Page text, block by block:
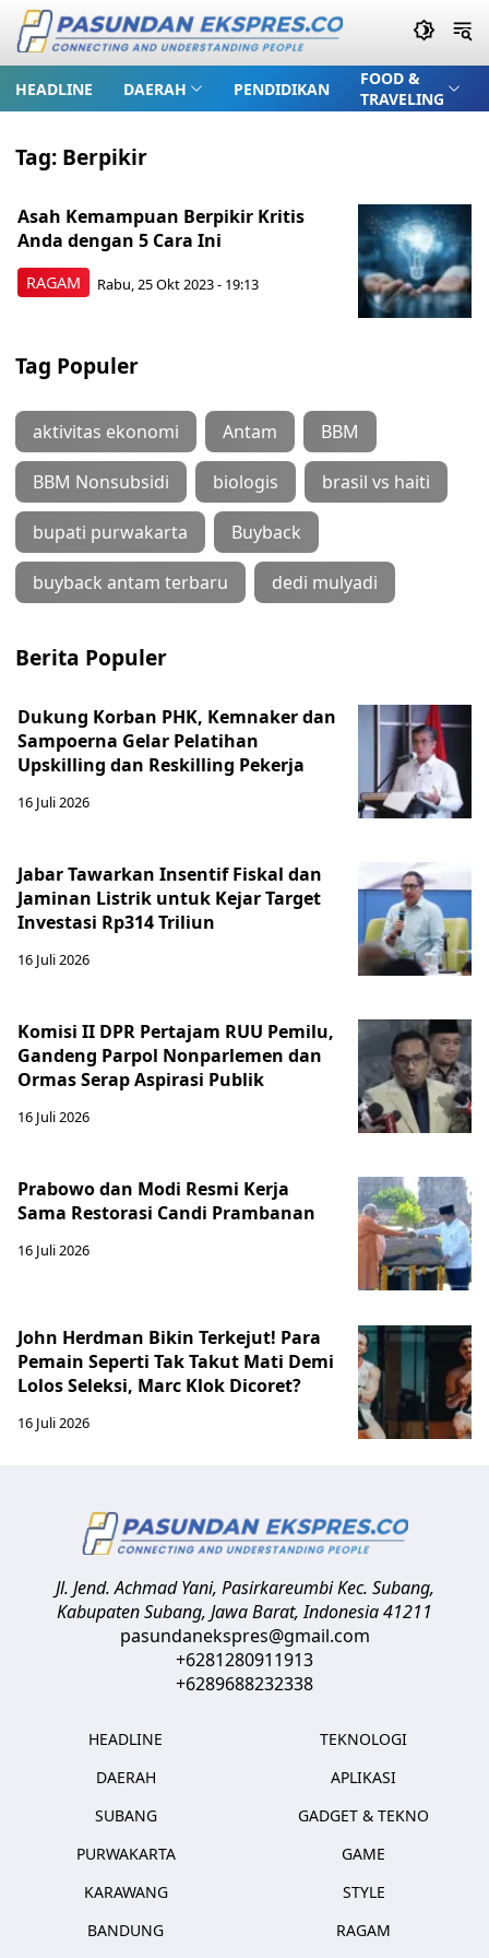
HEADLINE DAERAH PENDIDIKAN
FOOD &
TRAVELING
Tag: Berpikir
RAGAM
Asah Kemampuan Berpikir Kritis
Anda dengan 5 Cara Ini
Rabu, 25 Okt 2023 - 19:13
Tag Populer
aktivitas ekonomi Antam BBM
BBM Nonsubsidi biologis brasil vs haiti
bupati purwakarta Buyback
buyback antam terbaru dedi mulyadi
Berita Populer
Dukung Korban PHK, Kemnaker dan
Sampoerna Gelar Pelatihan
Upskilling dan Reskilling Pekerja
16 Juli 2026
Jabar Tawarkan Insentif Fiskal dan
Jaminan Listrik untuk Kejar Target
Investasi Rp314 Triliun
16 Juli 2026
Komisi II DPR Pertajam RUU Pemilu,
Gandeng Parpol Nonparlemen dan
Ormas Serap Aspirasi Publik
16 Juli 2026
Prabowo dan Modi Resmi Kerja
Sama Restorasi Candi Prambanan
16 Juli 2026
John Herdman Bikin Terkejut! Para
Pemain Seperti Tak Takut Mati Demi
Lolos Seleksi, Marc Klok Dicoret?
16 Juli 2026
Jl. Jend. Achmad Yani, Pasirkareumbi Kec. Subang,
Kabupaten Subang, Jawa Barat,Indonesia41211
pasundanekspres@gmail.com
+6281280911913
+6289688232338
HEADLINE
DAERAH
SUBANG
PURWAKARTA
KARAWANG
BANDUNG
TEKNOLOGI
APLIKASI
GADGET & TEKNO
GAME
STYLE
RAGAM